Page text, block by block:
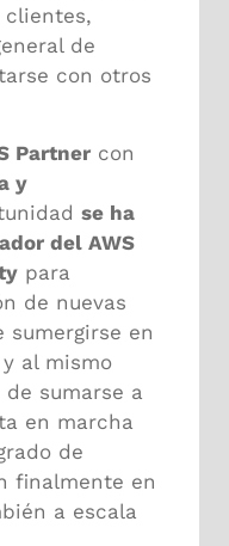
clientes,
de
con otros
Partner con
y
se ha
del AWS
para
de nuevas
sumergirse en
al mismo
sumarse a
en marcha
de
finalmente en
a escala